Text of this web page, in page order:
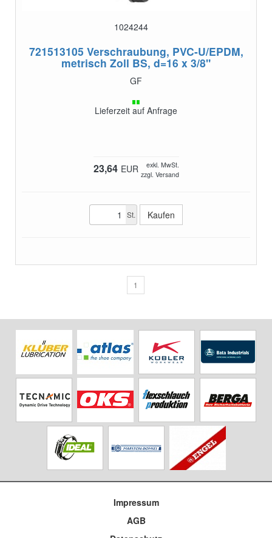
1024244
721513105 Verschraubung, PVC-U/EPDM,
metrisch Zoll BS, d=16 x 3/8"
GF
Lieferzeit auf Anfrage
23,64 EUR
exkl. MwSt.
zzgl. Versand
St.
1
Impressum
AGB